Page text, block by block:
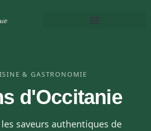
& GASTRONOMIE
d'Occitanie
saveurs authentiques de